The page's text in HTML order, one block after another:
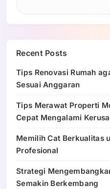
Recent Posts
Tips Renovasi Rumah
Sesuai Anggaran
Tips Merawat Properti
Cepat Mengalami
Memilih Cat Berkualitas
Profesional
Strategi
Semakin Berkembang